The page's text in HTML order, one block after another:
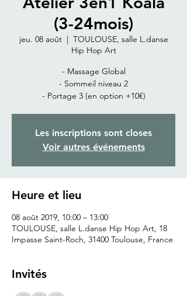
(3-24mois)
jeu. 08 août
  |
TOULOUSE, salle L.danse
Hip Hop Art
- Massage Global
- Sommeil niveau 2
- Portage 3 (en option +10€)
Les inscriptions sont closes
Voir autres événements
Heure et lieu
08 août 2019, 10:00 – 13:00
TOULOUSE, salle L.danse Hip Hop Art, 18
Impasse Saint-Roch, 31400 Toulouse, France
Invités